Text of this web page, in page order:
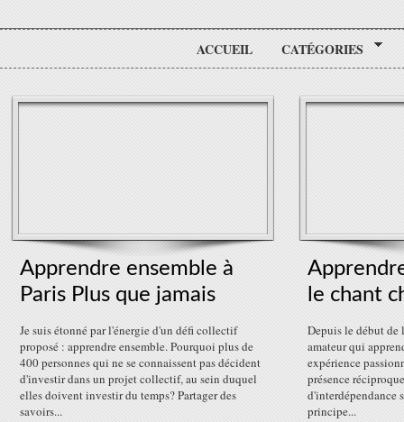
ACCUEIL CATÉGORIES
Apprendre ensemble à
Paris Plus que jamais
Je suis étonné par l'énergie d'un défi collectif
proposé : apprendre ensemble. Pourquoi plus de
400 personnes qui ne se connaissent pas décident
d'investir dans un projet collectif, au sein duquel
elles doivent investir du temps? Partager des
savoirs...
le chant
Depuis le début de
amateur qui
expérience
présence
d'interdépendance
principe...